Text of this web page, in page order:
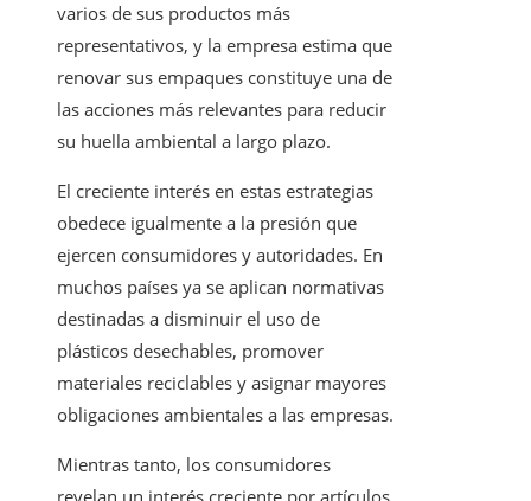
varios de sus productos más
representativos, y la empresa estima que
renovar sus empaques constituye una de
las acciones más relevantes para reducir
su huella ambiental a largo plazo.
El creciente interés en estas estrategias
obedece igualmente a la presión que
ejercen consumidores y autoridades. En
muchos países ya se aplican normativas
destinadas a disminuir el uso de
plásticos desechables, promover
materiales reciclables y asignar mayores
obligaciones ambientales a las empresas.
Mientras tanto, los consumidores